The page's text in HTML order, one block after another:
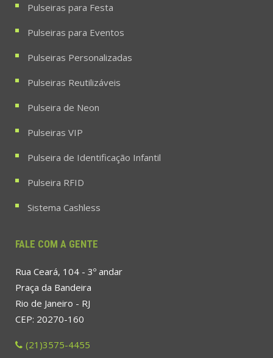
Pulseiras para Festa
Pulseiras para Eventos
Pulseiras Personalizadas
Pulseiras Reutilizáveis
Pulseira de Neon
Pulseiras VIP
Pulseira de Identificação Infantil
Pulseira RFID
Sistema Cashless
FALE COM A GENTE
Rua Ceará, 104 - 3º andar
Praça da Bandeira
Rio de Janeiro - RJ
CEP: 20270-160
(21)3575-4455